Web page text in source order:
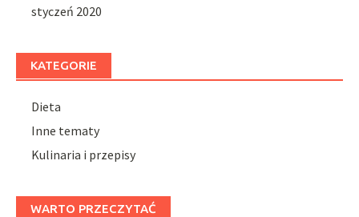
styczeń 2020
KATEGORIE
Dieta
Inne tematy
Kulinaria i przepisy
WARTO PRZECZYTAĆ